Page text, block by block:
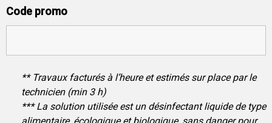
Code promo
** Travaux facturés à l’heure et estimés sur place par le
technicien (min 3 h)
*** La solution utilisée est un désinfectant liquide de type